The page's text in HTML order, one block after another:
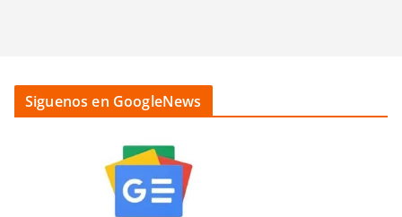
Siguenos en GoogleNews